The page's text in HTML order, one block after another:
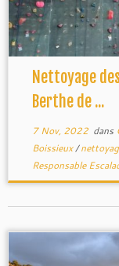
GUCEM.
Nettoyage
Berthe de ...
7 Nov, 2022dans
Boissieux/
Responsable